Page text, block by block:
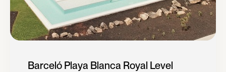
Barceló Playa Blanca Royal Level